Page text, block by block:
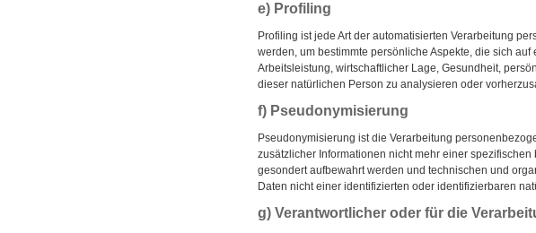
e) Profiling
Profiling ist jede Art der automatisierten Verarbeitung
werden, um bestimmte persönliche Aspekte, die sich
Arbeitsleistung, wirtschaftlicher Lage, Gesundheit,
dieser natürlichen Person zu analysieren oder
f) Pseudonymisierung
Pseudonymisierung ist die Verarbeitung
zusätzlicher Informationen nicht mehr einer
gesondert aufbewahrt werden und technischen und
Daten nicht einer identifizierten oder identifizierbaren
g) Verantwortlicher oder für die